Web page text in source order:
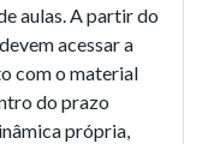
aulas. A partir do
acessar a
com o material
do prazo
própria,